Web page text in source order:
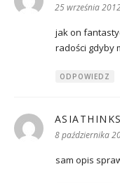
25 września
jak on
radości gdyby
ODPOWIEDZ
8 października
sam opis